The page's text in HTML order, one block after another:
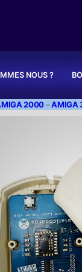
NOUS ?
2000–AMIGA